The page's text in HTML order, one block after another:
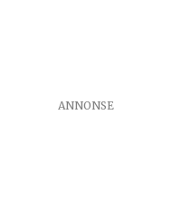
ANNONSE